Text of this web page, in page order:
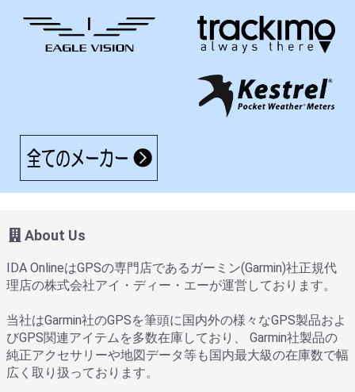
About Us
IDA OnlineはGPSの専門店であるガーミン(Garmin)社正規代
理店の株式会社アイ・ディー・エーが運営しております。
当社はGarmin社のGPSを筆頭に国内外の様々なGPS製品およ
びGPS関連アイテムを多数在庫しており、 Garmin社製品の
純正アクセサリーや地図データ等も国内最大級の在庫数で幅
広く取り扱っております。